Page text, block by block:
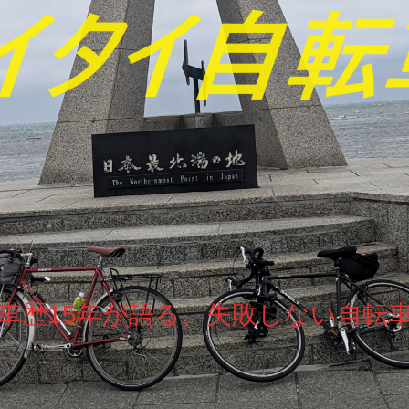
歴15年が語る、失敗しない自転